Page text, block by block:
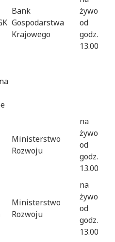
Bank
Gospodarstwa
Krajowego
żywo
od
godz.
13.00
Ministerstwo
Rozwoju
na
żywo
od
godz.
13.00
Ministerstwo
Rozwoju
na
żywo
od
godz.
13.00